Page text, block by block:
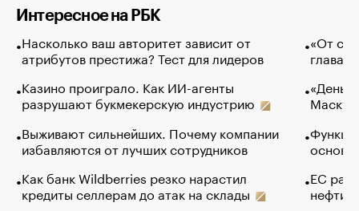
Интересное на РБК
Насколько ваш авторитет зависит от
атрибутов престижа? Тест для лидеров
Казино проиграло. Как ИИ-агенты
разрушают букмекерскую индустрию
Выживают сильнейших. Почему компании
избавляются от лучших сотрудников
Как банк Wildberries резко нарастил
кредиты селлерам до атак на склады
«От
глава
Маск в
основ
ЕС
нефти